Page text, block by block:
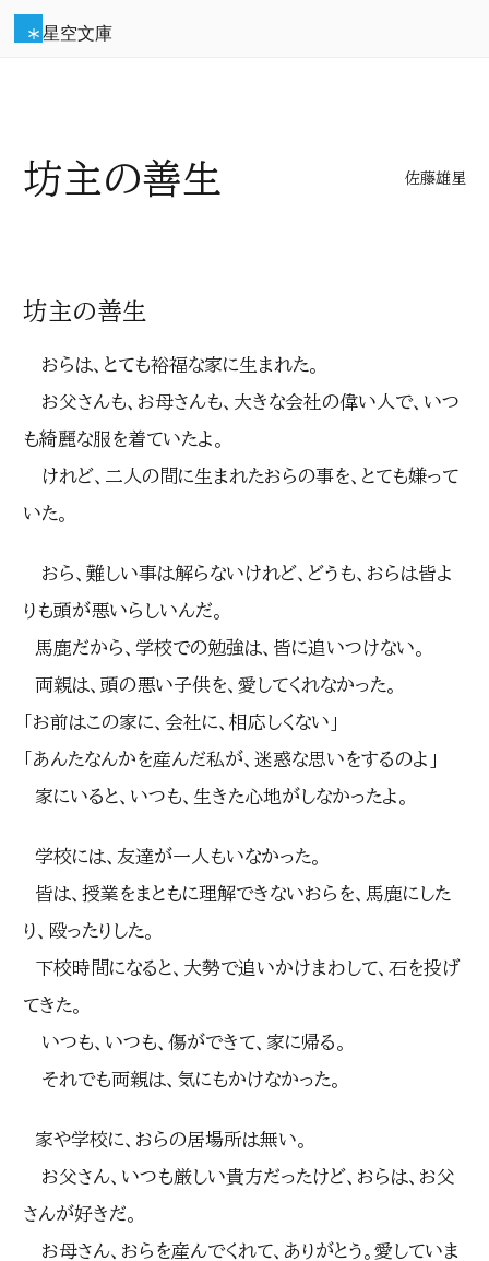
星空文庫
坊主の善生 佐藤雄星
坊主の善生
おらは、とても裕福な家に生まれた。
お父さんも、お母さんも、大きな会社の偉い人で、いつ
も綺麗な服を着ていたよ。
けれど、二人の間に生まれたおらの事を、とても嫌って
いた。
おら、難しい事は解らないけれど、どうも、おらは皆よ
りも頭が悪いらしいんだ。
馬鹿だから、学校での勉強は、皆に追いつけない。
両親は、頭の悪い子供を、愛してくれなかった。
「お前はこの家に、会社に、相応しくない」
「あんたなんかを産んだ私が、迷惑な思いをするのよ」
家にいると、いつも、生きた心地がしなかったよ。
学校には、友達が一人もいなかった。
皆は、授業をまともに理解できないおらを、馬鹿にした
り、殴ったりした。
下校時間になると、大勢で追いかけまわして、石を投げ
てきた。
いつも、いつも、傷ができて、家に帰る。
それでも両親は、気にもかけなかった。
家や学校に、おらの居場所は無い。
お父さん、いつも厳しい貴方だったけど、おらは、お父
さんが好きだ。
お母さん、おらを産んでくれて、ありがとう。愛していま